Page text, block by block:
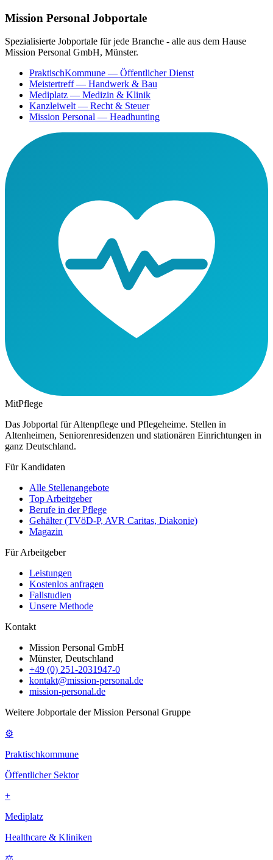
Mission Personal Jobportale
Spezialisierte Jobportale für jede Branche - alle aus dem Hause
Mission Personal GmbH, Münster.
PraktischKommune — Öffentlicher Dienst
Meistertreff— Handwerk & Bau
Mediplatz — Medizin & Klinik
Kanzleiwelt — Recht & Steuer
Mission Personal — Headhunting
MitPflege
Das Jobportal für Altenpflege und Pflegeheime. Stellen in
Altenheimen, Seniorenresidenzen und stationären Einrichtungen in
ganz Deutschland.
Für Kandidaten
Alle Stellenangebote
Top Arbeitgeber
Berufe in der Pflege
Gehälter (TVöD-P, AVR Caritas, Diakonie)
Magazin
Für Arbeitgeber
Leistungen
Kostenlos anfragen
Fallstudien
Unsere Methode
Kontakt
Mission Personal GmbH
Münster, Deutschland
+49 (0) 251-2031947-0
kontakt@mission-personal.de
mission-personal.de
Weitere Jobportale der Mission Personal Gruppe
⚙
Praktischkommune
Öffentlicher Sektor
+
Mediplatz
Healthcare & Kliniken